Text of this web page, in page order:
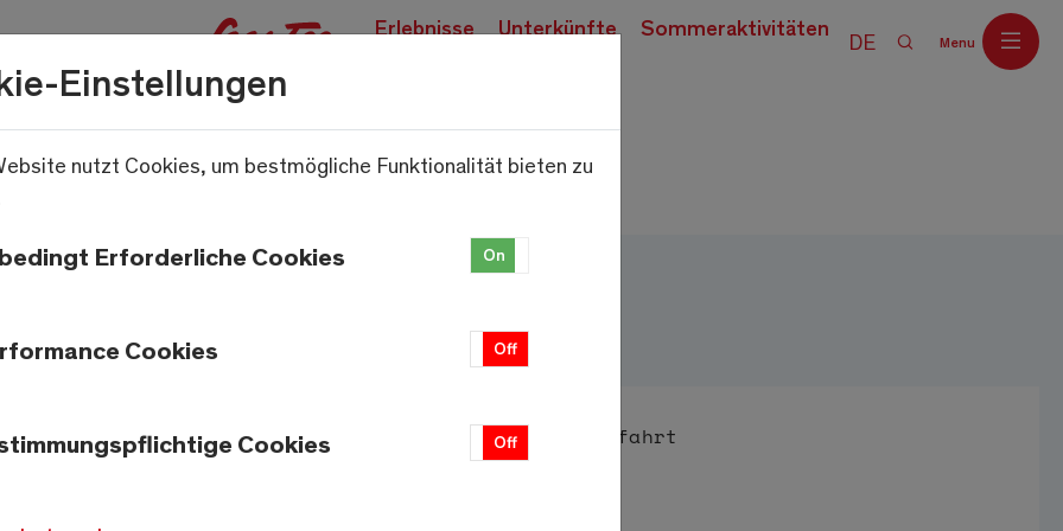
Erlebnisse
Unterkünfte Sommeraktivitäten DE Menu
WetterSaas-Fee
20.9°C
Anfahrt
Einstellungen
nutzt Cookies, um bestmögliche Funktionalität bieten zu
Erforderliche Cookies On
Cookies Off
Cookies Off